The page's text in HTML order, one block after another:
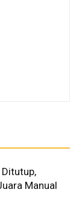
Manual